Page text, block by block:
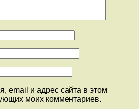
email и адрес сайта в этом
моих комментариев.